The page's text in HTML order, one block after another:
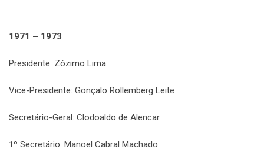
1971 – 1973
Presidente: Zózimo Lima
Vice-Presidente: Gonçalo Rollemberg Leite
Secretário-Geral: Clodoaldo de Alencar
1º Secretário: Manoel Cabral Machado